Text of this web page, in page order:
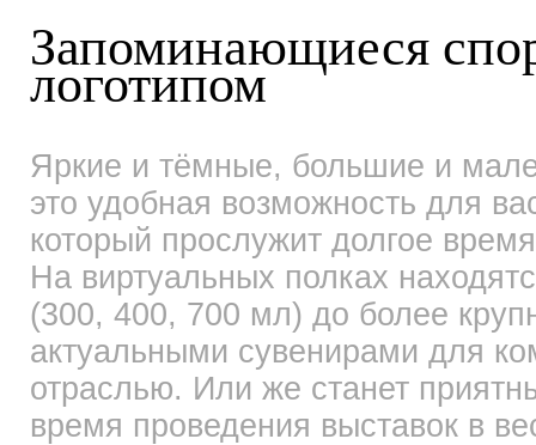
Запоминающиеся
логотипом
Яркие и тёмные, большие и
это удобная возможность для
который прослужит долгое
На виртуальных полках
(300, 400, 700 мл) до более
актуальными сувенирами для
отраслью. Или же станет
время проведения выставок в